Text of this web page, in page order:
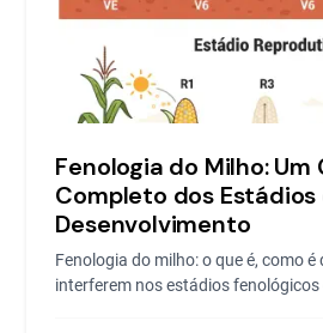
Fenologia do Milho: Um
Completo dos Estádios
Desenvolvimento
Fenologia do milho: o que é, como
interferem nos estádios fenológicos